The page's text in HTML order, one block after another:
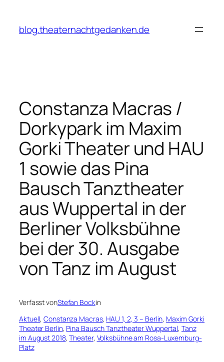
springen
blog.theaternachtgedanken.de
Constanza Macras /
Dorkypark im Maxim
Gorki Theater und HAU
1 sowie das Pina
Bausch Tanztheater
aus Wuppertal in der
Berliner Volksbühne
bei der 30. Ausgabe
von Tanz im August
Verfasst vonStefan Bockin
Aktuell, Constanza Macras, HAU 1, 2, 3 – Berlin, Maxim Gorki
Theater Berlin, Pina Bausch Tanztheater Wuppertal, Tanz
im August 2018, Theater, Volksbühne am Rosa-Luxemburg-
Platz